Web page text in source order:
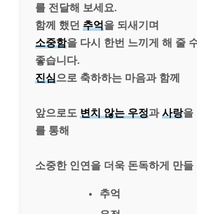
를 전달해 보세요.
함께 했던 추억 을 되새기며
소중함을 다시 한번 느끼게 해 줄
좋습니다.
진심 으로 축하하는 마음과 함께
앞으로도 변치 않는 우정과사랑을
를 통해
소중한 인연을 더욱 돈독하게 만들
추억